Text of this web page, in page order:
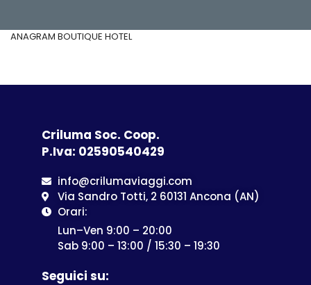
ANAGRAM BOUTIQUE HOTEL
Criluma Soc. Coop.
P.Iva: 02590540429
info@crilumaviaggi.com
Via Sandro Totti, 2 60131 Ancona (AN)
Orari:
Lun–Ven 9:00 – 20:00
Sab 9:00 – 13:00 / 15:30 – 19:30
Seguici su: